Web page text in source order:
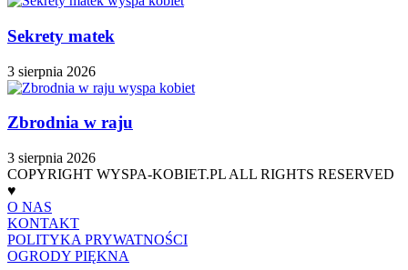
Sekrety matek
3 sierpnia 2026
Zbrodnia w raju
3 sierpnia 2026
COPYRIGHT WYSPA-KOBIET.PL ALL RIGHTS RESERVED
♥
O NAS
KONTAKT
POLITYKA PRYWATNOŚCI
OGRODY PIĘKNA